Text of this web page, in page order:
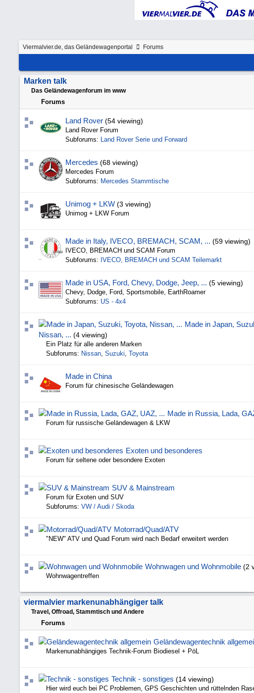
Viermalvier.de, das Geländewagenportal Forums
Marken talk
Das Geländewagenforum im www
Forums
Land Rover (54 viewing)
Land Rover Forum
Subforums: Land Rover Serie und Forward
Mercedes (68 viewing)
Mercedes Forum
Subforums: Mercedes Stammtische
Unimog + LKW (3 viewing)
Unimog + LKW Forum
Made in Italy, IVECO, BREMACH, SCAM, ... (59 viewing)
IVECO, BREMACH und SCAM Forum
Subforums: IVECO, BREMACH und SCAM Teilemarkt
Made in USA, Ford, Chevy, Dodge, Jeep, ... (5 viewing)
Chevy, Dodge, Ford, Sportsmobile, EarthRoamer
Subforums: US - 4x4
Made in Japan,
Nissan, ... (4 viewing)
Ein Platz für alle anderen Marken
Subforums: Nissan, Suzuki, Toyota
Made in China
Forum für chinesische Geländewagen
Made in Russia, Lada,
Forum für russische Geländewagen & LKW
Exoten und besonderes
Forum für seltene oder besondere Exoten
SUV & Mainstream
Forum für Exoten und SUV
Subforums: VW / Audi / Skoda
Motorrad/Quad/ATV
"NEW" ATV und Quad Forum wird nach Bedarf erweitert werden
Wohnwagen und Wohnmobile (2
Wohnwagentreffen
viermalvier markenunabhängiger talk
Travel, Offroad, Stammtisch und Andere
Forums
Geländewagentechnik
Markenunabhängiges Technik-Forum Biodiesel + PöL
Technik - sonstiges (14 viewing)
Hier wird euch bei PC Problemen, GPS Geschichten und rüttelnden